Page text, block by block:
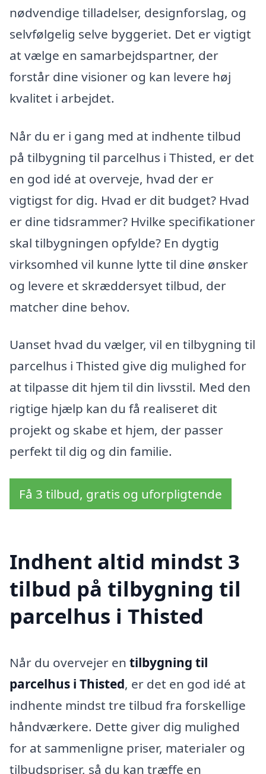
nødvendige tilladelser, designforslag, og
selvfølgelig selve byggeriet. Det er vigtigt
at vælge en samarbejdspartner, der
forstår dine visioner og kan levere høj
kvalitet i arbejdet.
Når du er i gang med at indhente tilbud
på tilbygning til parcelhus i Thisted, er det
en god idé at overveje, hvad der er
vigtigst for dig. Hvad er dit budget? Hvad
er dine tidsrammer? Hvilke specifikationer
skal tilbygningen opfylde? En dygtig
virksomhed vil kunne lytte til dine ønsker
og levere et skræddersyet tilbud, der
matcher dine behov.
Uanset hvad du vælger, vil en tilbygning til
parcelhus i Thisted give dig mulighed for
at tilpasse dit hjem til din livsstil. Med den
rigtige hjælp kan du få realiseret dit
projekt og skabe et hjem, der passer
perfekt til dig og din familie.
Få 3 tilbud, gratis og uforpligtende
Indhent altid mindst 3
tilbud på tilbygning til
parcelhus i Thisted
Når du overvejer en tilbygning til
parcelhus i Thisted, er det en god idé at
indhente mindst tre tilbud fra forskellige
håndværkere. Dette giver dig mulighed
for at sammenligne priser, materialer og
tilbudspriser, så du kan træffe en